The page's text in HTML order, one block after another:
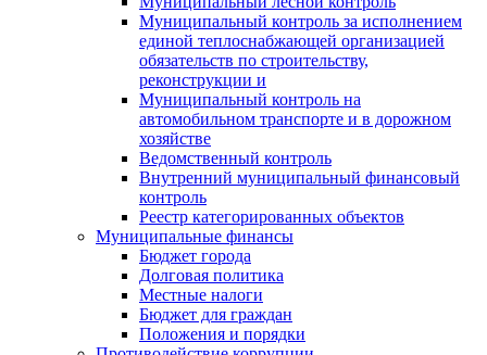
Муниципальный контроль за исполнением
единой теплоснабжающей организацией
обязательств по строительству,
реконструкции и
Муниципальный контроль на
автомобильном транспорте и в дорожном
хозяйстве
Ведомственный контроль
Внутренний муниципальный финансовый
контроль
Реестр категорированных объектов
Муниципальные финансы
Бюджет города
Долговая политика
Местные налоги
Бюджет для граждан
Положения и порядки